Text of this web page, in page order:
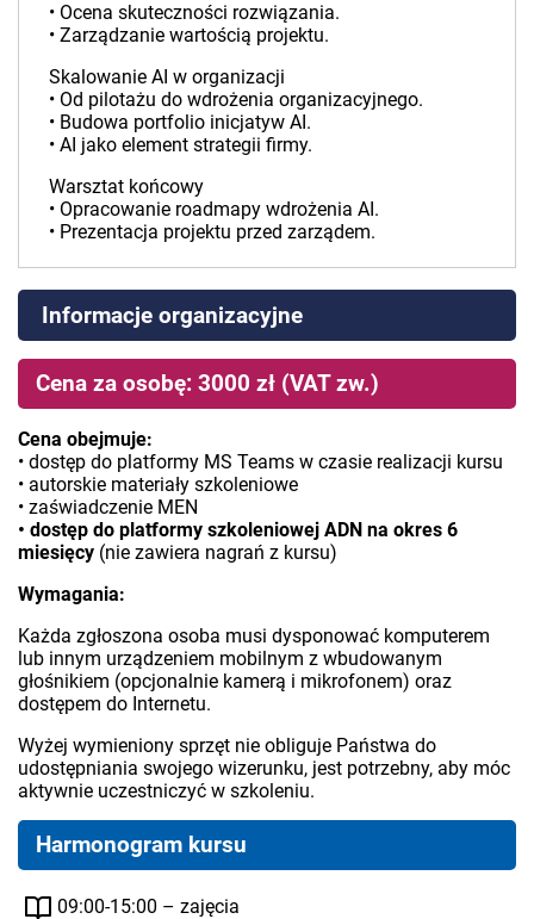
• Ocena skuteczności rozwiązania.
• Zarządzanie wartością projektu.
Skalowanie AI w organizacji
• Od pilotażu do wdrożenia organizacyjnego.
• Budowa portfolio inicjatyw AI.
• AI jako element strategii firmy.
Warsztat końcowy
• Opracowanie roadmapy wdrożenia AI.
• Prezentacja projektu przed zarządem.
Informacje organizacyjne
Cena za osobę: 3000 zł (VAT zw.)
Cena obejmuje:
• dostęp do platformy MS Teams w czasie realizacji kursu
• autorskie materiały szkoleniowe
• zaświadczenie MEN
• dostęp do platformy szkoleniowej ADN na okres 6
miesięcy (nie zawiera nagrań z kursu)
Wymagania:
Każda zgłoszona osoba musi dysponować komputerem
lub innym urządzeniem mobilnym z wbudowanym
głośnikiem (opcjonalnie kamerą i mikrofonem) oraz
dostępem do Internetu.
Wyżej wymieniony sprzęt nie obliguje Państwa do
udostępniania swojego wizerunku, jest potrzebny, aby móc
aktywnie uczestniczyć w szkoleniu.
Harmonogram kursu
09:00-15:00 – zajęcia